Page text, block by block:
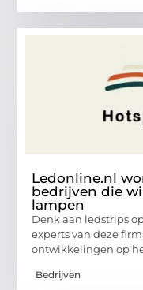
Ledonline.nl
bedrijven die
lampen
Denk aan ledstrips
experts van deze
ontwikkelingen op
Bedrijven